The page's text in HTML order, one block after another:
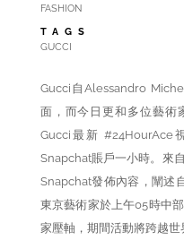
FASHION
TAGS
GUCCI
Gucci自Alessandro
面，而今日更和多位藝術
Gucci最新 #24HourAce
Snapchat賬戶一小時。來
Snapchat發佈內容，闡述
東京藝術家於上午05時中
家壓軸，期間活動將跨越世